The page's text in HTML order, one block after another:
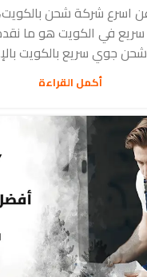
اسرع شركة شحن بالكويت،
سريع في الكويت هو ما
شحن جوي سريع بالكويت
أكمل القراءة